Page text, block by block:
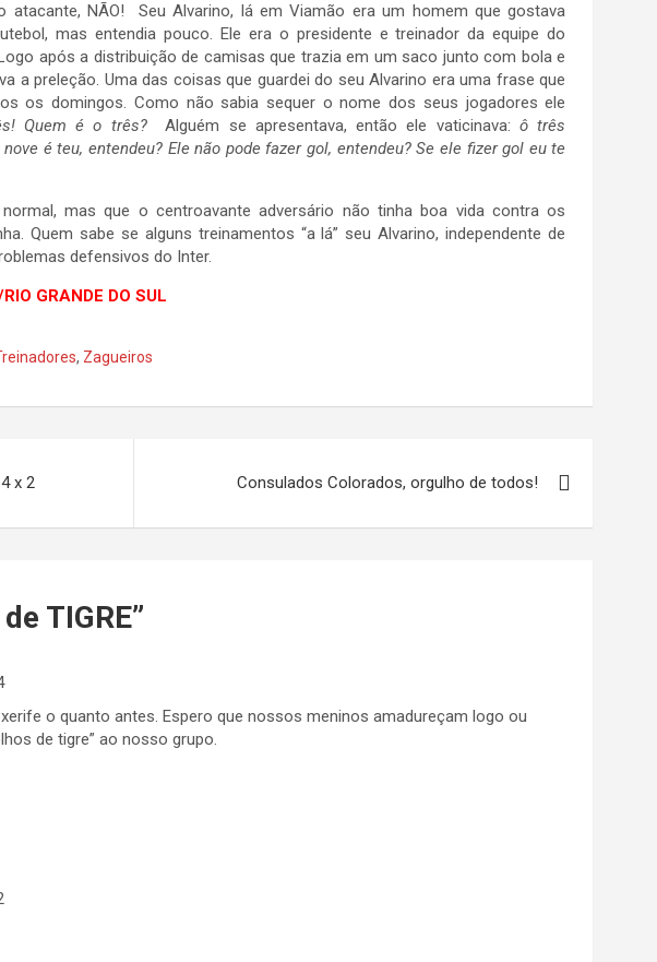
atacante, NÃO! Seu Alvarino, lá em Viamão era um homem que gostava
mas entendia pouco. Ele era o presidente e treinador da equipe do
após a distribuição de camisas que trazia em um saco junto com bola e
a preleção. Uma das coisas que guardei do seu Alvarino era uma frase que
os domingos. Como não sabia sequer o nome dos seus jogadores ele
Quem é o três?Alguém se apresentava, então ele vaticinava:ô três
é teu, entendeu? Ele não pode fazer gol, entendeu? Se ele fizer gol eu te
mas que o centroavante adversário não tinha boa vida contra os
Quem sabe se alguns treinamentos “a lá” seu Alvarino, independente de
defensivos do Inter.
GRANDE DO SUL
, Zagueiros
x 2 Consulados Colorados, orgulho de todos!
TIGRE”
o quanto antes. Espero que nossos meninos amadureçam logo ou
de tigre” ao nosso grupo.